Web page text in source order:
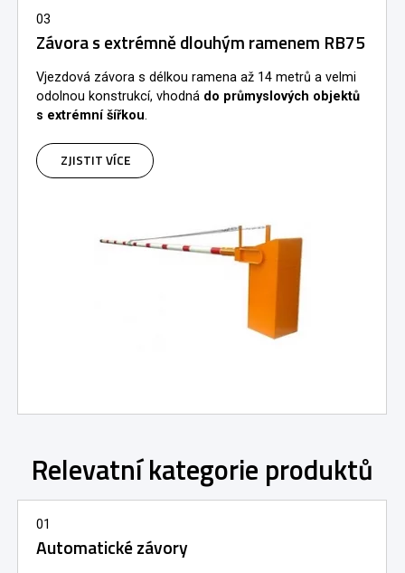
03
Závora s extrémně dlouhým ramenem RB75
Vjezdová závora s délkou ramena až 14 metrů a velmi
odolnou konstrukcí, vhodná do průmyslových objektů
s extrémní šířkou.
ZJISTIT VÍCE
Relevatní kategorie produktů
01
Automatické závory